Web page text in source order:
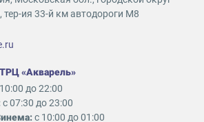
ия 33-й км автодороги М8
«Акварель»
до 22:00
с 07:30 до 23:00
с 10:00 до 01:00